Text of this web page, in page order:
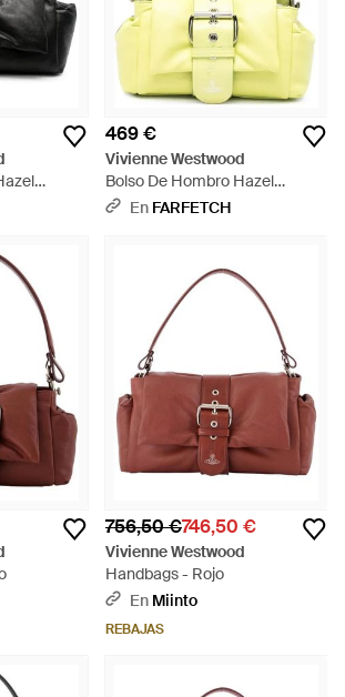
469 €
Vivienne Westwood
Bolso De Hombro Hazel
Treasure - Amarillo
En FARFETCH
756,50 €746,50 €
Vivienne Westwood
Handbags - Rojo
En Miinto
REBAJAS